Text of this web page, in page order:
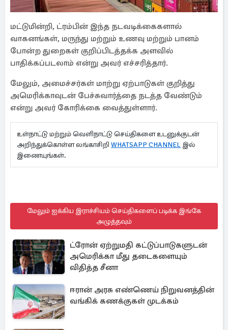
மட்டுமின்றி, ட்ரம்பின் இந்த நடவடிக்கைகளால்
வாகனங்கள், மருந்து மற்றும் உணவு மற்றும் பானம்
போன்ற துறைகள் குறிப்பிடத்தக்க அளவில்
பாதிக்கப்படலாம் என்று அவர் எச்சரித்தார்.
மேலும், அமைச்சர்கள் மாற்று ஏற்பாடுகள் குறித்து
அமெரிக்காவுடன் பேச்சுவார்த்தை நடத்த வேண்டும்
என்று அவர் கோரிக்கை வைத்துள்ளார்.
உள்நாட்டு மற்றும் வெளிநாட்டு செய்திகளை உடனுக்குடன்
அறிந்துக்கொள்ள லங்காசிறி WHATSAPP CHANNEL இல்
இணையுங்கள்.
மேலும் ஐக்கிய இராச்சியம் செய்திகளைப் படிக்க இங்கே
அழுத்தவும்
ட்ரோன் ஏற்றுமதி கட்டுப்பாடுகளுடன்
அமெரிக்கா மீது தடைகளையும்
விதித்த சீனா
ஈரான் அரசு எண்ணெய் நிறுவனத்தின்
வங்கிக் கணக்குகள் முடக்கம்